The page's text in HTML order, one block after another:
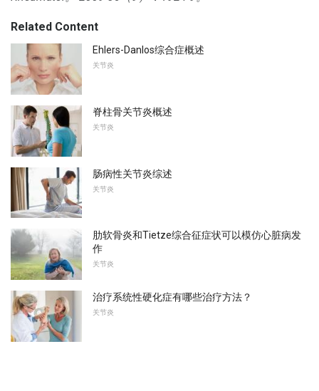
Related Content
Ehlers-Danlos综合症概述
关节炎
脊柱骨关节炎概述
关节炎
肠病性关节炎综述
关节炎
肋软骨炎和Tietze综合征症状可以模仿心脏病发
作
关节炎
治疗系统性硬化症有哪些治疗方法？
关节炎